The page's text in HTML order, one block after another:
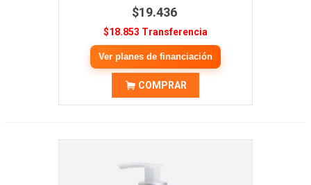
$19.436
$18.853 Transferencia
Ver planes de financiación
COMPRAR